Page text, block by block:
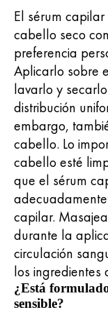
El sérum
cabello seco
preferencia
Aplicarlo sobre
lavarlo y
distribución
embargo,
cabello. Lo
cabello esté
que el sérum
capilar.
durante la
circulación
los ingredientes
¿Está
sensible?